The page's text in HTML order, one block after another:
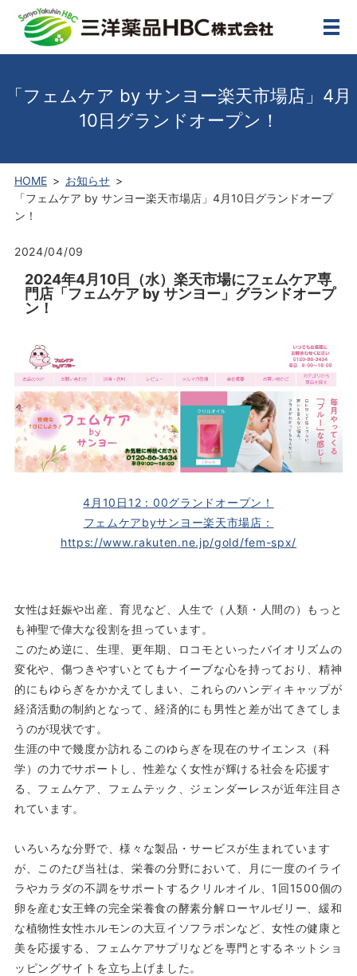
メ
「フェムケア by サンヨー楽天市場店」4月
10日グランドオープン！
HOME
お知らせ
「フェムケア by サンヨー楽天市場店」4月10日グランドオープ
ン！
2024/04/09
2024年4月10日（水） 楽天市場にフェムケア専
門店「フェムケア by サンヨー」グランドオープ
ン！
4月10日12：00グランドオープン！
フェムケアbyサンヨー楽天市場店：
https://www.rakuten.ne.jp/gold/fem-spx/
女性は妊娠や出産、育児など、人生で（人類・人間の）もっと
も神聖で偉大な役割を担っています。
このため逆に、生理、更年期、ロコモといったバイオリズムの
変化や、傷つきやすいとてもナイーブな心を持っており、精神
的にもゆらぎをかかえてしまい、これらのハンディキャップが
経済活動の制約となって、経済的にも男性と差が出てきてしま
うのが現状です。
生涯の中で幾度か訪れるこのゆらぎを現在のサイエンス（科
学）の力でサポートし、性差なく女性が輝ける社会を応援す
る、フェムケア、フェムテック、ジェンダーレスが近年注目さ
れています。
いろいろな分野で、様々な製品・サービスが生まれています
が、このたび当社は、栄養の分野において、月に一度のイライ
ラやカラダの不調をサポートするクリルオイル、1回1500個の
卵を産む女王蜂の完全栄養食の酵素分解ローヤルゼリー、緩和
な植物性女性ホルモンの大豆イソフラボンなど、女性の健康と
美を応援する、フェムケアサプリなどを専門とするネットショ
ッピングサイトを立ち上げました。